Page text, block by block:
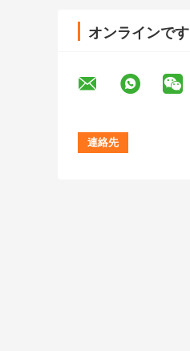
オンラインです